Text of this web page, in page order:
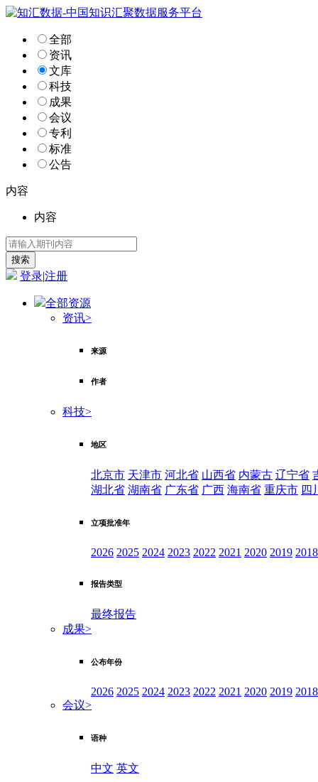
全部
资讯
文库
科技
成果
会议
专利
标准
公告
内容
内容
登录|注册
全部资源
资讯>
来源
作者
科技>
地区
北京市 天津市 河北省 山西省 内蒙古 辽宁省
湖北省 湖南省 广东省 广西 海南省 重庆市 四
立项批准年
2026 2025 2024 2023 2022 2021 2020 2019 2018
报告类型
最终报告
成果>
公布年份
2026 2025 2024 2023 2022 2021 2020 2019 2018
会议>
语种
中文 英文